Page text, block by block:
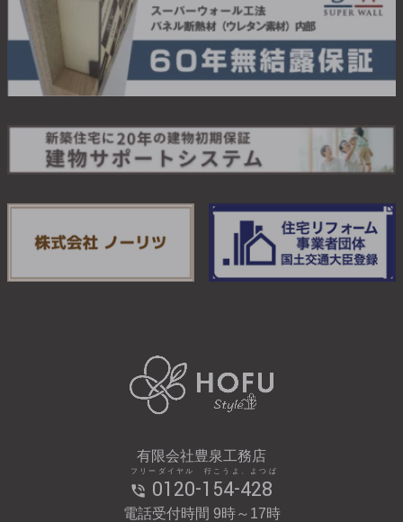
有限会社豊泉工務店
0120-154-428
フリーダイヤル 行こうよ、よつば
電話受付時間 9時～17時